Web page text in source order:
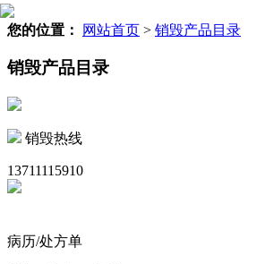
您的位置： 网站首页 > 销毁产品目录
销毁产品目录
销毁热线
13711115910
病历/处方单